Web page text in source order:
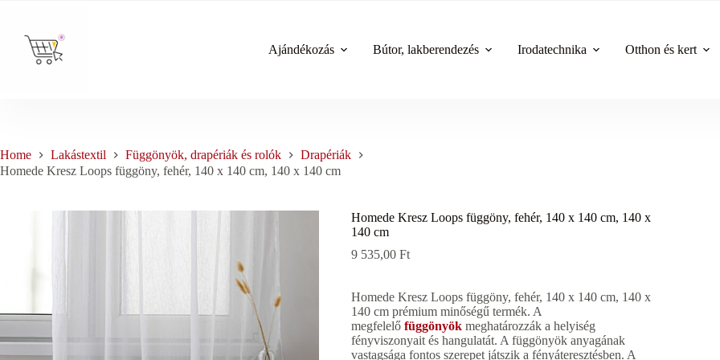
content
Ajándékozás
Bútor, lakberendezés Irodatechnika Otthon és kert
Home Lakástextil Függönyök, drapériák és rolók
Drapériák
Homede Kresz Loops függöny, fehér, 140 x 140 cm, 140 x 140 cm
Homede Kresz Loops függöny, fehér, 140 x 140 cm, 140 x
140 cm
9 535,00Ft
Homede Kresz Loops függöny, fehér, 140 x 140 cm, 140 x
140 cm prémium minőségű termék. A
megfelelőfüggönyök meghatározzák a helyiség
fényviszonyait és hangulatát. A függönyök anyagának
vastagsága fontos szerepet játszik a fényáteresztésben. A